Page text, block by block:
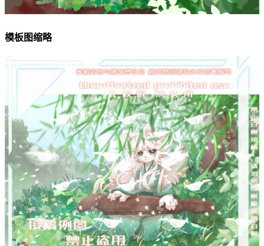
模板图缩略